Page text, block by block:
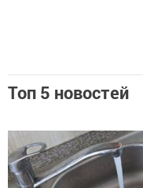
Топ 5 новостей